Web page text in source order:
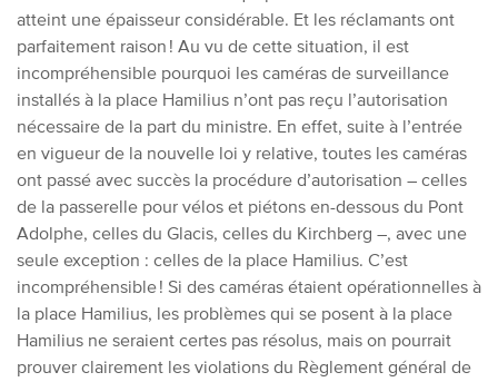
atteint une épaisseur considérable. Et les réclamants ont
parfaitement raison ! Au vu de cette situation, il est
incompréhensible pourquoi les caméras de surveillance
installés à la place Hamilius n’ont pas reçu l’autorisation
nécessaire de la part du ministre. En effet, suite à l’entrée
en vigueur de la nouvelle loi y relative, toutes les caméras
ont passé avec succès la procédure d’autorisation – celles
de la passerelle pour vélos et piétons en-dessous du Pont
Adolphe, celles du Glacis, celles du Kirchberg –, avec une
seule exception : celles de la place Hamilius. C’est
incompréhensible ! Si des caméras étaient opérationnelles à
la place Hamilius, les problèmes qui se posent à la place
Hamilius ne seraient certes pas résolus, mais on pourrait
prouver clairement les violations du Règlement général de